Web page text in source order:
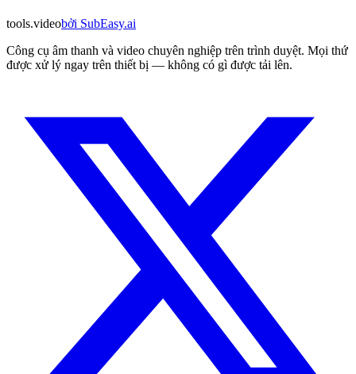
tools.videobởi SubEasy.ai
Công cụ âm thanh và video chuyên nghiệp trên trình duyệt. Mọi thứ
được xử lý ngay trên thiết bị — không có gì được tải lên.